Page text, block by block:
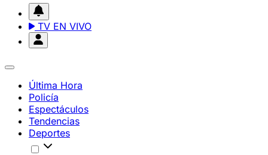
TV EN VIVO
Última Hora
Policía
Espectáculos
Tendencias
Deportes